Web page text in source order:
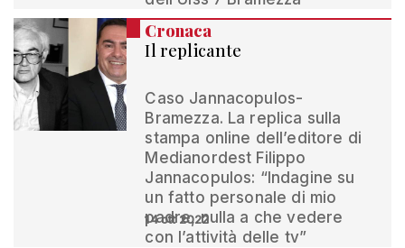
Cronaca
Il replicante
Caso Jannacopulos-
Bramezza. La replica sulla
stampa online dell’editore di
Medianordest Filippo
Jannacopulos: “Indagine su
un fatto personale di mio
padre, nulla a che vedere
con l’attività delle tv”
14 ott 2022